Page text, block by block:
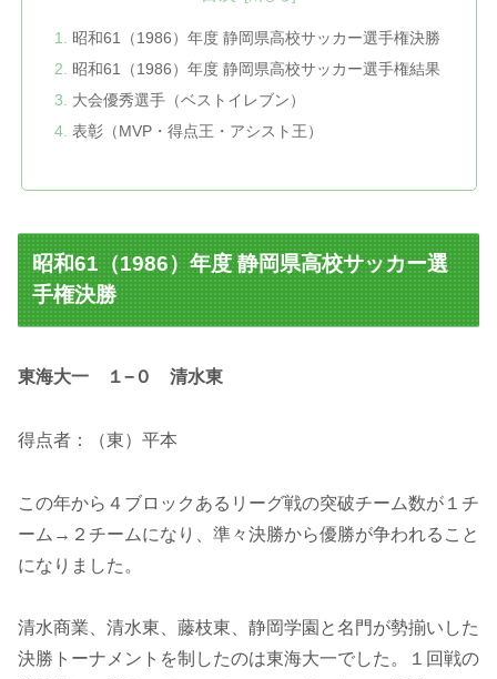
昭和61（1986）年度 静岡県高校サッカー選手権決勝
昭和61（1986）年度 静岡県高校サッカー選手権結果
大会優秀選手（ベストイレブン）
表彰（MVP・得点王・アシスト王）
昭和61（1986）年度 静岡県高校サッカー選
手権決勝
東海大一 １−０ 清水東
得点者：（東）平本
この年から４ブロックあるリーグ戦の突破チーム数が１チ
ーム→２チームになり、準々決勝から優勝が争われること
になりました。
清水商業、清水東、藤枝東、静岡学園と名門が勢揃いした
決勝トーナメントを制したのは東海大一でした。１回戦の